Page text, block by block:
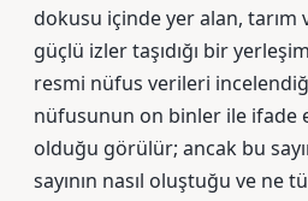
dokusu içinde yer alan, tarım
güçlü izler taşıdığı bir
resmi nüfus verileri
nüfusunun on binler ile ifade
olduğu görülür; ancak bu
sayının nasıl oluştuğu ve ne